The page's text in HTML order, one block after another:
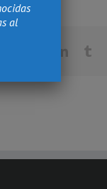
RedditLinkedIn
al